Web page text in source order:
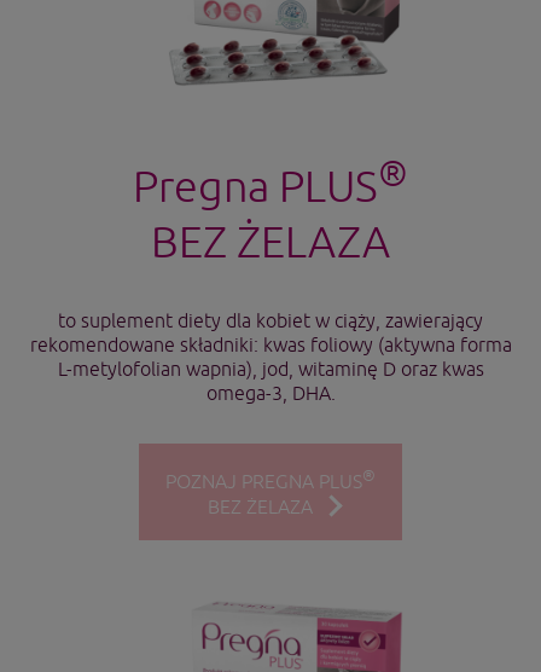
Pregna PLUS®
BEZ ŻELAZA
to suplement diety dla kobiet w ciąży, zawierający
rekomendowane składniki: kwas foliowy (aktywna forma
L-metylofolian wapnia), jod, witaminę D oraz kwas
omega-3, DHA.
POZNAJ PREGNA PLUS®
BEZ ŻELAZA